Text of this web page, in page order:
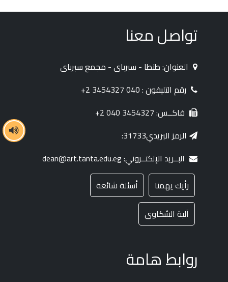
تواصل معنا
العنوان: طنطا - سبرباى - مجمع سبرباى
رقم التليفون : 040 3454327 2+
فاكــس: 3454327 040 2+
الرمز البريدي31733:
البــريد الإلكتــروني: dean@art.tanta.edu.eg
رأيك يهمنا
أسئلة شائعة
آلية الشكاوى
روابط هامة